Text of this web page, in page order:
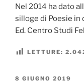
Nel 2014 ha dato
silloge di Poesie
Ed. Centro Studi
LETTURE:
PUBBLICATO
8 GIUGNO 2019